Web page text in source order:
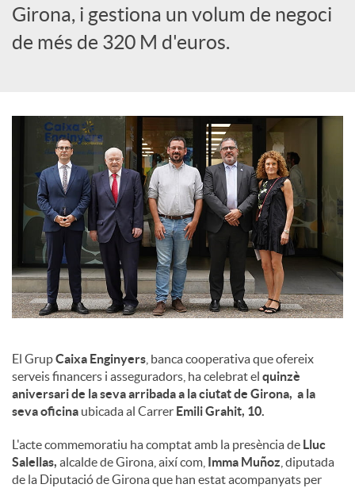
c
s
Girona, i gestiona un volum de negoci
de més de 320 M d'euros.
El GrupCaixa Enginyers , banca cooperativa que ofereix
serveis financers i asseguradors, ha celebrat el quinzè
aniversari de la seva arribada a la ciutat de Girona, a la
seva oficina ubicada al Carrer Emili Grahit, 10.
L'acte commemoratiu ha comptat amb la presència de Lluc
Salellas, alcalde de Girona, així com, Imma Muñoz , diputada
de la Diputació de Girona que han estat acompanyats per